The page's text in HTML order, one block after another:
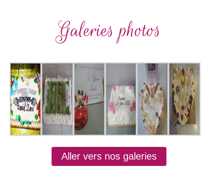
Galeries photos
Aller vers nos galeries